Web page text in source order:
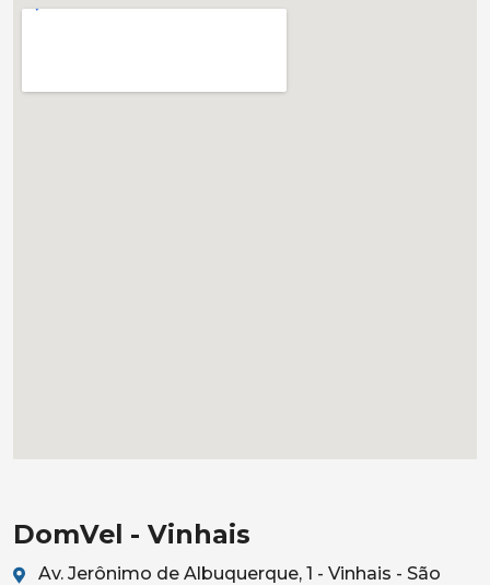
DomVel - Vinhais
Av. Jerônimo de Albuquerque, 1 - Vinhais - São